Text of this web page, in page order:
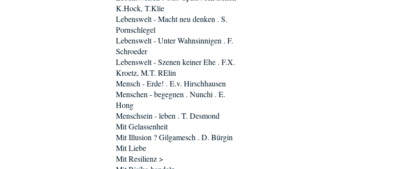
K.Hock, T.Klie
Lebenswelt - Macht neu denken . S.
Pornschlegel
Lebenswelt - Unter Wahnsinnigen . F.
Schroeder
Lebenswelt - Szenen keiner Ehe . F.X.
Kroetz, M.T. RElin
Mensch - Erde! . E.v. Hirschhausen
Menschen - begegnen . Nunchi . E.
Hong
Menschsein - leben . T. Desmond
Mit Gelassenheit
Mit Illusion ? Gilgamesch . D. Bürgin
Mit Liebe
Mit Resilienz >